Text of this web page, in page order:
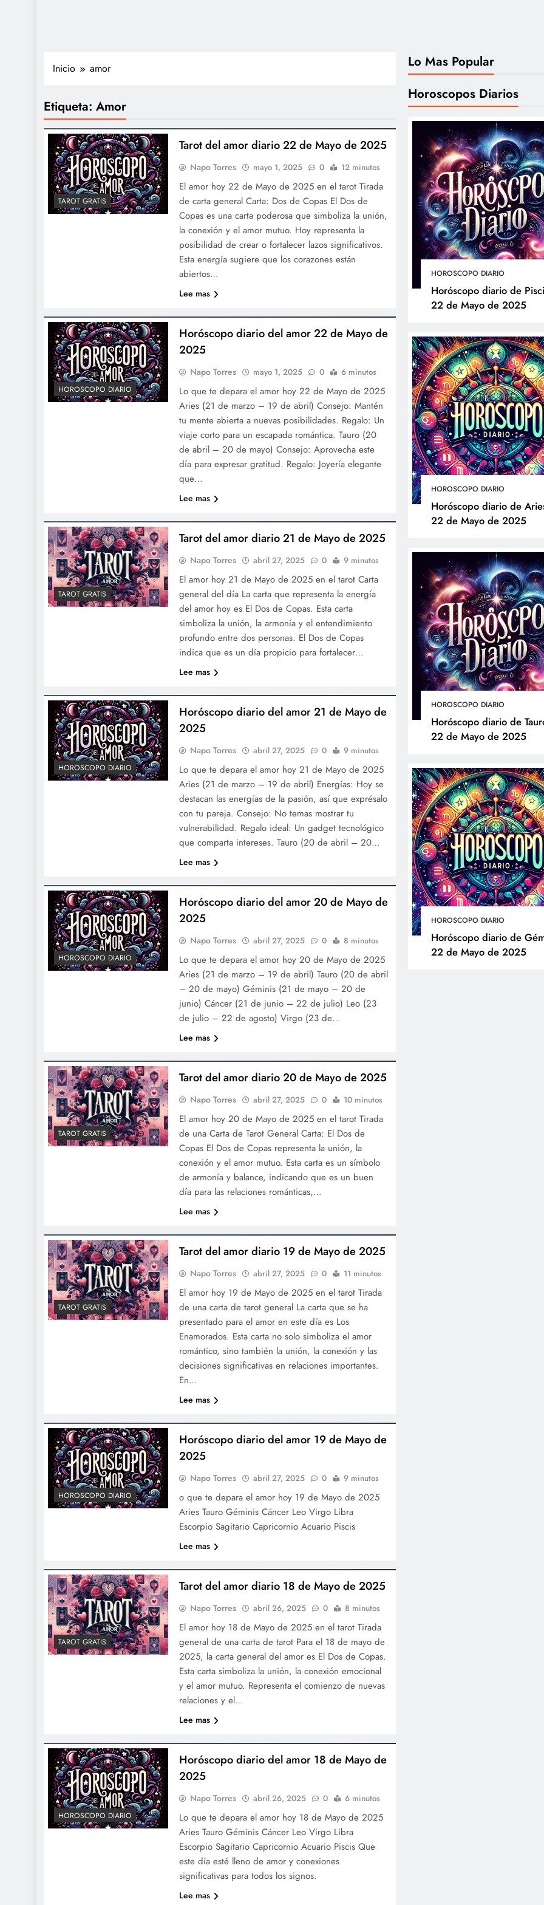
Lo Mas Popular
Horoscopos Diarios
HOROSCOPO DIARIO
Horóscopo diario de
22 de Mayo de 2025
HOROSCOPO DIARIO
Horóscopo diario de
22 de Mayo de 2025
HOROSCOPO DIARIO
Horóscopo diario de
22 de Mayo de 2025
HOROSCOPO DIARIO
Horóscopo diario de
22 de Mayo de 2025
Inicio amor
Etiqueta: Amor
TAROT GRATIS
Tarot del amor diario 22 de Mayo de 2025
Napo Torres mayo 1, 2025 0 12 minutos
El amor hoy 22 de Mayo de 2025 en el tarot Tirada
de carta general Carta: Dos de Copas El Dos de
Copas es una carta poderosa que simboliza la unión,
la conexión y el amor mutuo. Hoy representa la
posibilidad de crear o fortalecer lazos significativos.
Esta energía sugiere que los corazones están
abiertos…
Lee mas
HOROSCOPO DIARIO
Horóscopo diario del amor 22 de Mayo de
2025
Napo Torres mayo 1, 2025 0 6 minutos
Lo que te depara el amor hoy 22 de Mayo de 2025
Aries (21 de marzo – 19 de abril) Consejo: Mantén
tu mente abierta a nuevas posibilidades. Regalo: Un
viaje corto para un escapada romántica. Tauro (20
de abril – 20 de mayo) Consejo: Aprovecha este
día para expresar gratitud. Regalo: Joyería elegante
que…
Lee mas
TAROT GRATIS
Tarot del amor diario 21 de Mayo de 2025
Napo Torres abril 27, 2025 0 9 minutos
El amor hoy 21 de Mayo de 2025 en el tarot Carta
general del día La carta que representa la energía
del amor hoy es El Dos de Copas. Esta carta
simboliza la unión, la armonía y el entendimiento
profundo entre dos personas. El Dos de Copas
indica que es un día propicio para fortalecer…
Lee mas
HOROSCOPO DIARIO
Horóscopo diario del amor 21 de Mayo de
2025
Napo Torres abril 27, 2025 0 9 minutos
Lo que te depara el amor hoy 21 de Mayo de 2025
Aries (21 de marzo – 19 de abril) Energías: Hoy se
destacan las energías de la pasión, así que exprésalo
con tu pareja. Consejo: No temas mostrar tu
vulnerabilidad. Regalo ideal: Un gadget tecnológico
que comparta intereses. Tauro (20 de abril – 20…
Lee mas
HOROSCOPO DIARIO
Horóscopo diario del amor 20 de Mayo de
2025
Napo Torres abril 27, 2025 0 8 minutos
Lo que te depara el amor hoy 20 de Mayo de 2025
Aries (21 de marzo – 19 de abril) Tauro (20 de abril
– 20 de mayo) Géminis (21 de mayo – 20 de
junio) Cáncer (21 de junio – 22 de julio) Leo (23
de julio – 22 de agosto) Virgo (23 de…
Lee mas
TAROT GRATIS
Tarot del amor diario 20 de Mayo de 2025
Napo Torres abril 27, 2025 0 10 minutos
El amor hoy 20 de Mayo de 2025 en el tarot Tirada
de una Carta de Tarot General Carta: El Dos de
Copas El Dos de Copas representa la unión, la
conexión y el amor mutuo. Esta carta es un símbolo
de armonía y balance, indicando que es un buen
día para las relaciones románticas,…
Lee mas
TAROT GRATIS
Tarot del amor diario 19 de Mayo de 2025
Napo Torres abril 27, 2025 0 11 minutos
El amor hoy 19 de Mayo de 2025 en el tarot Tirada
de una carta de tarot general La carta que se ha
presentado para el amor en este día es Los
Enamorados. Esta carta no solo simboliza el amor
romántico, sino también la unión, la conexión y las
decisiones significativas en relaciones importantes.
En…
Lee mas
HOROSCOPO DIARIO
Horóscopo diario del amor 19 de Mayo de
2025
Napo Torres abril 27, 2025 0 9 minutos
o que te depara el amor hoy 19 de Mayo de 2025
Aries Tauro Géminis Cáncer Leo Virgo Libra
Escorpio Sagitario Capricornio Acuario Piscis
Lee mas
TAROT GRATIS
Tarot del amor diario 18 de Mayo de 2025
Napo Torres abril 26, 2025 0 8 minutos
El amor hoy 18 de Mayo de 2025 en el tarot Tirada
general de una carta de tarot Para el 18 de mayo de
2025, la carta general del amor es El Dos de Copas.
Esta carta simboliza la unión, la conexión emocional
y el amor mutuo. Representa el comienzo de nuevas
relaciones y el…
Lee mas
HOROSCOPO DIARIO
Horóscopo diario del amor 18 de Mayo de
2025
Napo Torres abril 26, 2025 0 6 minutos
Lo que te depara el amor hoy 18 de Mayo de 2025
Aries Tauro Géminis Cáncer Leo Virgo Libra
Escorpio Sagitario Capricornio Acuario Piscis Que
este día esté lleno de amor y conexiones
significativas para todos los signos.
Lee mas